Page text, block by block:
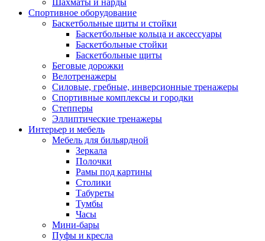
Шахматы и нарды
Спортивное оборудование
Баскетбольные щиты и стойки
Баскетбольные кольца и аксессуары
Баскетбольные стойки
Баскетбольные щиты
Беговые дорожки
Велотренажеры
Силовые, гребные, инверсионные тренажеры
Спортивные комплексы и городки
Степперы
Эллиптические тренажеры
Интерьер и мебель
Мебель для бильярдной
Зеркала
Полочки
Рамы под картины
Столики
Табуреты
Тумбы
Часы
Мини-бары
Пуфы и кресла